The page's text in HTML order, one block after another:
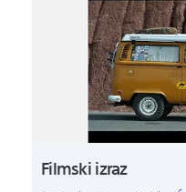
Filmski izraz